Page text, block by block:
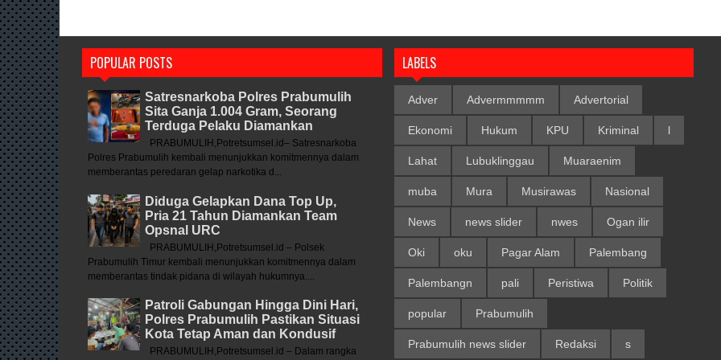
POPULAR POSTS
Satresnarkoba Polres Prabumulih
Sita Ganja 1.004 Gram, Seorang
Terduga Pelaku Diamankan
PRABUMULIH,Potretsumsel.id– Satresnarkoba
Polres Prabumulih kembali menunjukkan komitmennya dalam
memberantas peredaran gelap narkotika d...
Diduga Gelapkan Dana Top Up,
Pria 21 Tahun Diamankan Team
Opsnal URC
PRABUMULIH,Potretsumsel.id – Polsek
Prabumulih Timur kembali menunjukkan komitmennya dalam
memberantas tindak pidana di wilayah hukumnya....
Patroli Gabungan Hingga Dini Hari,
Polres Prabumulih Pastikan Situasi
Kota Tetap Aman dan Kondusif
PRABUMULIH,Potretsumsel.id – Dalam rangka
LABELS
Adver Advermmmmm Advertorial
Ekonomi Hukum KPU Kriminal l
Lahat Lubuklinggau Muaraenim
muba Mura Musirawas Nasional
News news slider nwes Ogan ilir
Oki oku Pagar Alam Palembang
Palembangn pali Peristiwa Politik
popular Prabumulih
Prabumulih news slider Redaksi s